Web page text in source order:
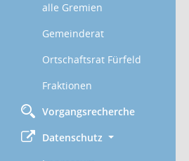
alle Gremien
Gemeinderat
Ortschaftsrat Fürfeld
Fraktionen
Vorgangsrecherche
Datenschutz